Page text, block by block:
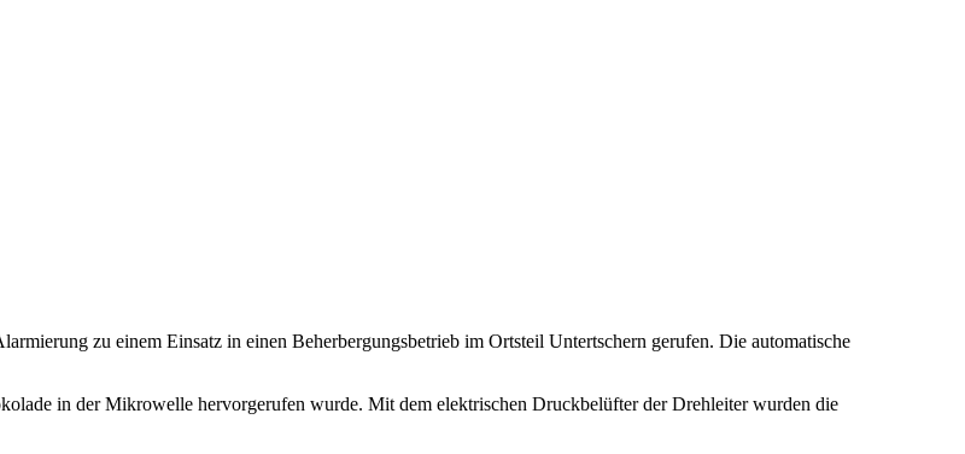
zu einem Einsatz in einen Beherbergungsbetrieb im Ortsteil Untertschern gerufen. Die automatische
in der Mikrowelle hervorgerufen wurde. Mit dem elektrischen Druckbelüfter der Drehleiter wurden die